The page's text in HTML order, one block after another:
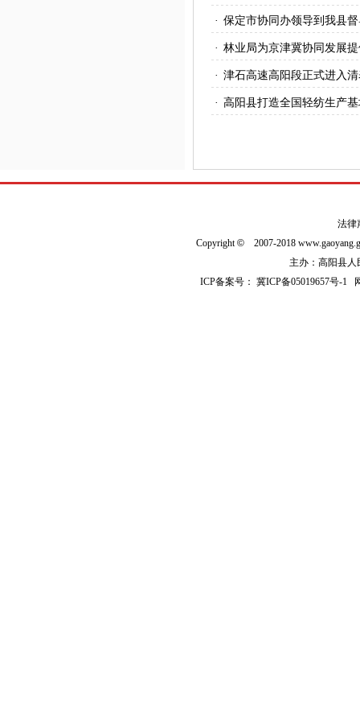
· 保定市协同办领导到我县
· 林业局为京津冀协同发展
· 津石高速高阳段正式进入
· 高阳县打造全国轻纺生产
法律
Copyright© 2007-2018
主办：高阳县人
ICP备案号：冀ICP备05019657号-1